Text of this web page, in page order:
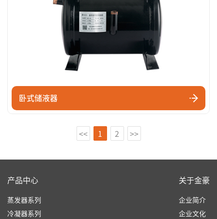
卧式储液器
<< 1 2 >>
产品中心
蒸发器系列
冷凝器系列
关于金豪
企业简介
企业文化